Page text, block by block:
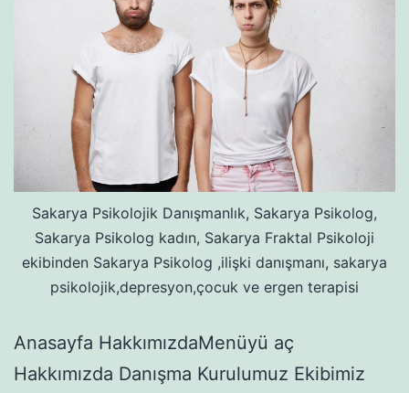
Sakarya Psikolojik Danışmanlık, Sakarya Psikolog,
Sakarya Psikolog kadın, Sakarya Fraktal Psikoloji
ekibinden Sakarya Psikolog ,ilişki danışmanı, sakarya
psikolojik,depresyon,çocuk ve ergen terapisi
Anasayfa HakkımızdaMenüyü aç
Hakkımızda Danışma Kurulumuz Ekibimiz